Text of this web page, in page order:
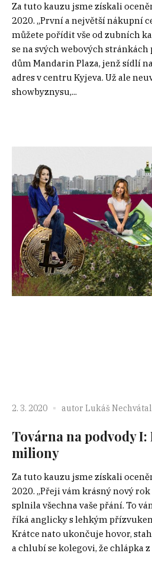
Za tuto kauzu jsme získali
2020. „První a největší nákupní
můžete pořídit vše od zubních
se na svých webových
dům Mandarin Plaza, jenž sídlí
adres v centru Kyjeva. Už ale
showbyznysu,...
2. 3. 2020 autor Lukáš Nechvátal
Továrna na podvody
miliony
Za tuto kauzu jsme získali
2020. „Přeji vám krásný nový rok
splnila všechna vaše přání. To
říká anglicky s lehkým
Krátce nato ukončuje hovor,
a chlubí se kolegovi, že chlápka